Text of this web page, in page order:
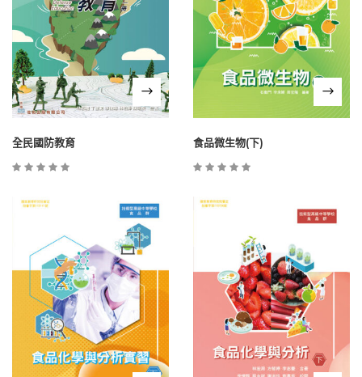
全民國防教育 食品微生物(下)